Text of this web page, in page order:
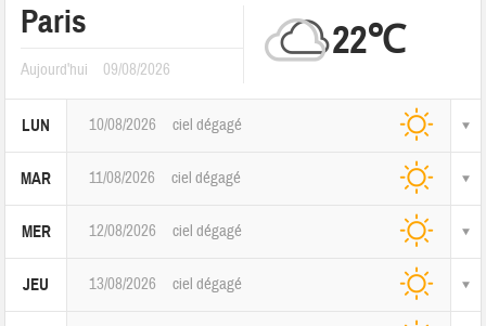
Paris
Aujourd'hui 09/08/2026
22℃
LUN 10/08/2026 ciel dégagé
MAR 11/08/2026 ciel dégagé
MER 12/08/2026 ciel dégagé
JEU 13/08/2026 ciel dégagé